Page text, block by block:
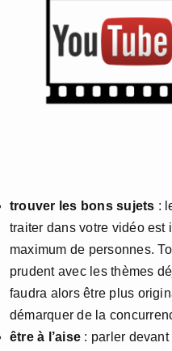
trouver les bons sujets :
traiter dans votre vidéo est
maximum de personnes.
prudent avec les thèmes
faudra alors être plus
démarquer de la
être à l’aise : parler